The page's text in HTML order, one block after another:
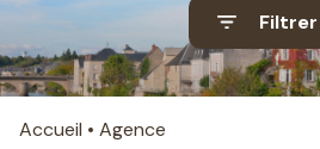
ACHAT
VENTE
Filtrer
Accueil Agence